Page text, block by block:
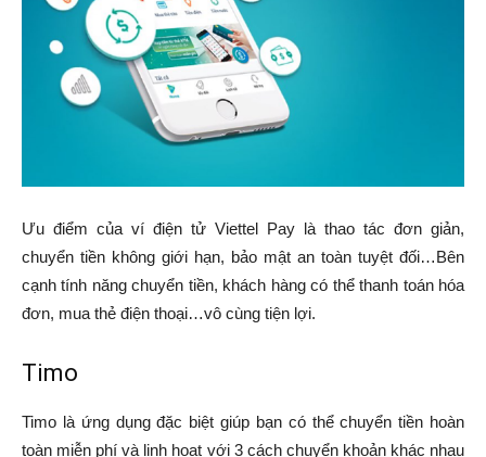
Ưu điểm của ví điện tử Viettel Pay là thao tác đơn giản,
chuyển tiền không giới hạn, bảo mật an toàn tuyệt đối…Bên
cạnh tính năng chuyển tiền, khách hàng có thể thanh toán hóa
đơn, mua thẻ điện thoại…vô cùng tiện lợi.
Timo
Timo là ứng dụng đặc biệt giúp bạn có thể chuyển tiền hoàn
toàn miễn phí và linh hoạt với 3 cách chuyển khoản khác nhau